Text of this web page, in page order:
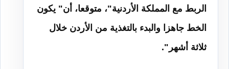
الربط مع المملكة الأردنية"، متوقعا، أن" يكون
الخط جاهزا والبدء بالتغذية من الأردن خلال
ثلاثة أشهر ".